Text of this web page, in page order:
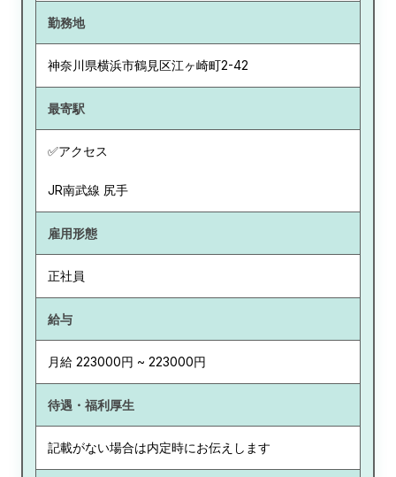
勤務地
神奈川県横浜市鶴見区江ヶ崎町2-42
最寄駅
✅アクセス
JR南武線 尻手
雇用形態
正社員
給与
月給 223000円 ~ 223000円
待遇・福利厚生
記載がない場合は内定時にお伝えします